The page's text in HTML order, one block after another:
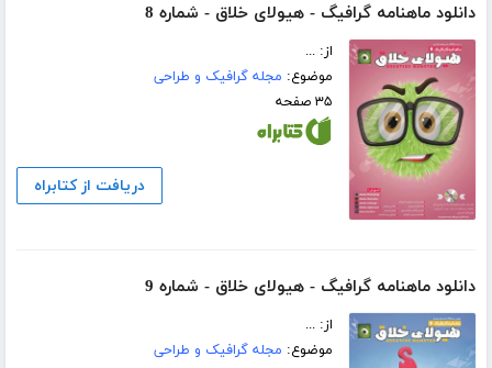
دانلود ماهنامه گرافیگ - هیولای خلاق - شماره 8
از: ...
موضوع: مجله گرافیک و طراحی
۳۵ صفحه
دریافت از کتابراه
دانلود ماهنامه گرافیگ - هیولای خلاق - شماره 9
از: ...
موضوع: مجله گرافیک و طراحی